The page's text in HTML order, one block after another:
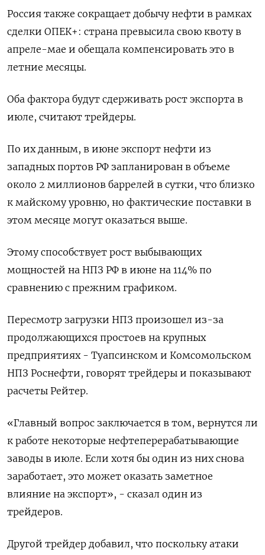
Россия также сокращает добычу нефти в рамках
сделки ОПЕК+: страна превысила свою квоту в
апреле-мае и обещала компенсировать это в
летние месяцы.
Оба фактора будут сдерживать рост экспорта в
июле, считают трейдеры.
По их данным, в июне экспорт нефти из
западных портов РФ запланирован в объеме
около 2 миллионов баррелей в сутки, что близко
к майскому уровню, но фактические поставки в
этом месяце могут оказаться выше.
Этому способствует рост выбывающих
мощностей на НПЗ РФ в июне на 114% по
сравнению с прежним графиком.
Пересмотр загрузки НПЗ произошел из-за
продолжающихся простоев на крупных
предприятиях - Туапсинском и Комсомольском
НПЗ Роснефти, говорят трейдеры и показывают
расчеты Рейтер.
«Главный вопрос заключается в том, вернутся ли
к работе некоторые нефтеперерабатывающие
заводы в июле. Если хотя бы один из них снова
заработает, это может оказать заметное
влияние на экспорт», - сказал один из
трейдеров.
Другой трейдер добавил, что поскольку атаки